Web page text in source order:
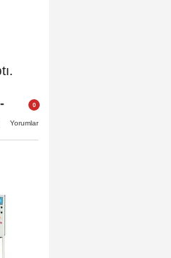
Yorumlar